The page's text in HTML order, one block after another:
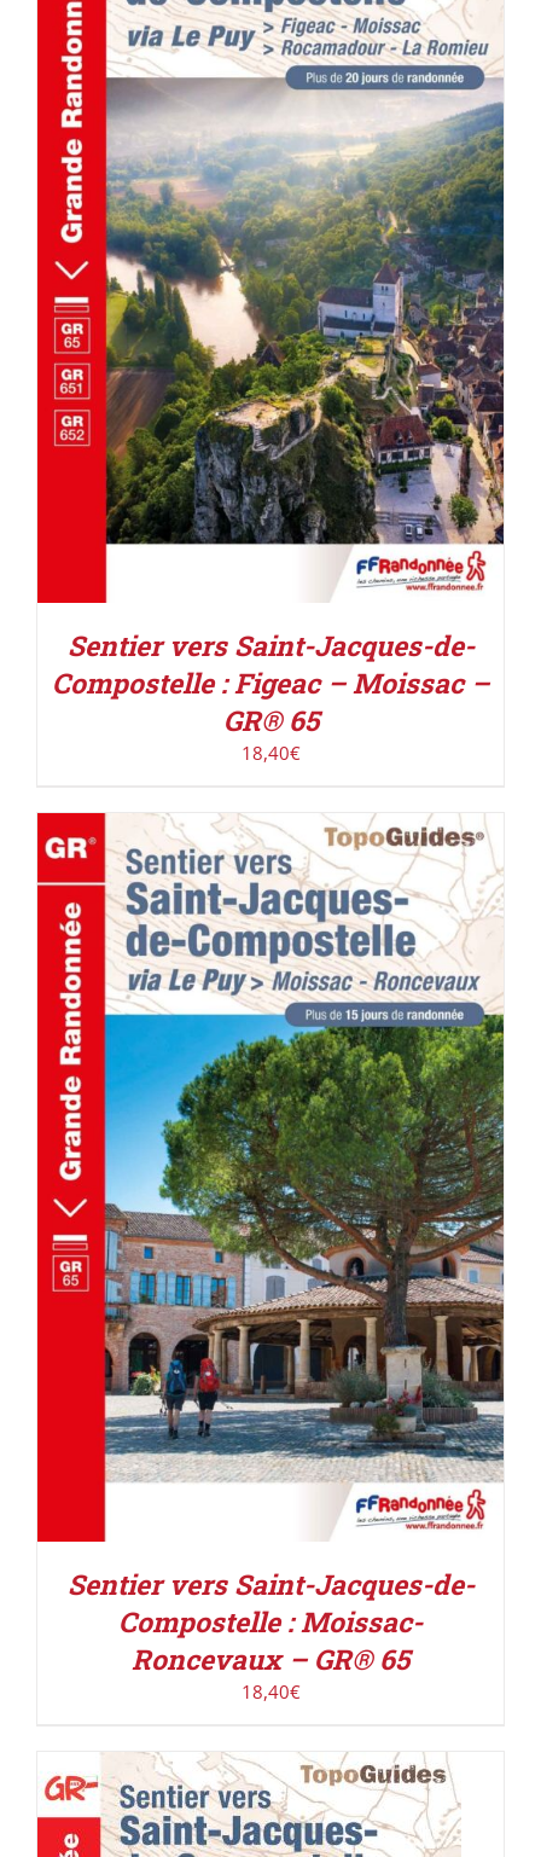
AJOUTER AU PANIER / DÉTAILS
Sentier vers Saint-Jacques-de-
Compostelle : Figeac – Moissac –
GR® 65
18,40€
AJOUTER AU PANIER / DÉTAILS
Sentier vers Saint-Jacques-de-
Compostelle : Moissac-
Roncevaux – GR® 65
18,40€